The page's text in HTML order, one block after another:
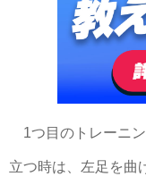
1つ目のトレーニ
立つ時は、左足を曲